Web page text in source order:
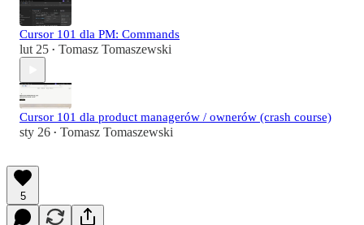
Cursor 101 dla PM: Commands
lut 25 • Tomasz Tomaszewski
Cursor 101 dla product managerów / ownerów (crash course)
sty 26 • Tomasz Tomaszewski
5